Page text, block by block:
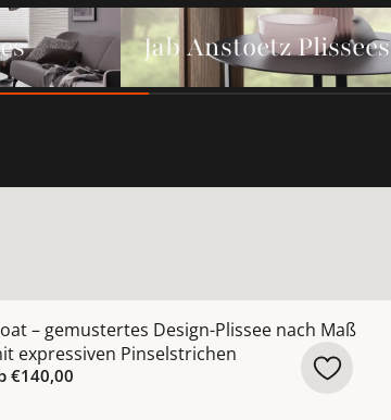
Jab Anstoetz Plissees ansehen
Jab Anstoetz Plissees
– gemustertes Design-Plissee nach Maß
expressiven Pinselstrichen
€140,00